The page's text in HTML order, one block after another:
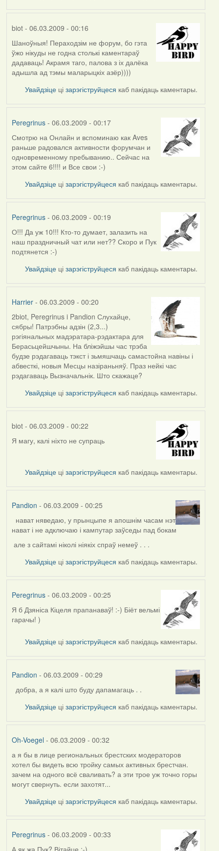
biot- 06.03.2009 - 00:16
Шаноўныя! Пераходзім не форум, бо гэта
ўжо нікуды не годна столькі каментараў
дадаваць! Акрамя таго, палова з іх далёка
адышла ад тэмы маларыцкіх азёр))))
Увайдзіце цізарэгіструйцеся каб пакідаць каментары.
Peregrinus- 06.03.2009 - 00:17
Смотрю на Онлайн и вспоминаю как Aves
раньше радовался активности форумчан и
одновременному пребыванию.. Сейчас на
этом сайте 6!!!! и Все свои :-)
Увайдзіце цізарэгіструйцеся каб пакідаць каментары.
Peregrinus- 06.03.2009 - 00:19
О!!! Да уж 10!!! Кто-то думает, залазить на
наш праздничный чат или нет?? Скоро и Пук
подтянется :-)
Увайдзіце цізарэгіструйцеся каб пакідаць каментары.
Harrier- 06.03.2009 - 00:20
2biot, Peregrinus i Pandion Слухайце,
сябры! Патрэбны адзін (2,3...)
рэгіянальных мадэратара-рэдактара для
Берасьцейшчыны. На бліжэйшы час трэба
будзе рэдагаваць тэкст і зьмяшчаць самастойна навіны і
абвесткі, новыя Месцы назіраньняў. Праз нейкі час
рэдагаваць Вызначальнік. Што скажаце?
Увайдзіце цізарэгіструйцеся каб пакідаць каментары.
biot- 06.03.2009 - 00:22
Я магу, калі ніхто не супраць
Увайдзіце цізарэгіструйцеся каб пакідаць каментары.
Pandion - 06.03.2009 - 00:25
нават няведаю, у прынцыпе я апошнім часам нэт
нават і не адключаю і кампутар заўседы пад бокам
але з сайтамі ніколі ніякіх спраў немеў . . .
Увайдзіце цізарэгіструйцеся каб пакідаць каментары.
Peregrinus- 06.03.2009 - 00:25
Я б Дзяніса Кіцеля прапанаваў! :-) Біёт вельмі
гарачы! )
Увайдзіце цізарэгіструйцеся каб пакідаць каментары.
Pandion - 06.03.2009 - 00:29
добра, а я калі што буду дапамагаць . .
Увайдзіце цізарэгіструйцеся каб пакідаць каментары.
Oh-Voegel - 06.03.2009 - 00:32
а я бы в лице региональных брестских модераторов
хотел бы видеть всю тройку самых активных брестчан.
зачем на одного всё сваливать? а эти трое уж точно горы
могут свернуть. если захотят...
Увайдзіце цізарэгіструйцеся каб пакідаць каментары.
Peregrinus- 06.03.2009 - 00:33
А як жа Пук? Вітайце :-)